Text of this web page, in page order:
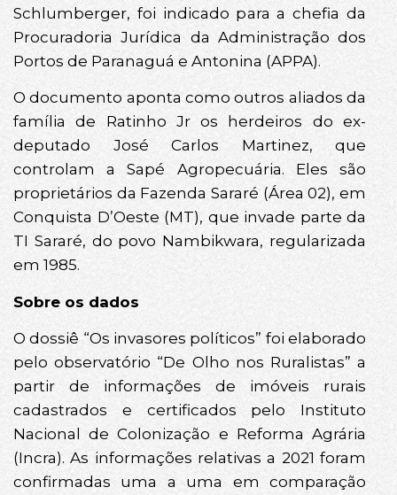
Schlumberger, foi indicado para a chefia da
Procuradoria Jurídica da Administração dos
Portos de Paranaguá e Antonina (APPA).
O documento aponta como outros aliados da
família de Ratinho Jr os herdeiros do ex-
deputado José Carlos Martinez, que
controlam a Sapé Agropecuária. Eles são
proprietários da Fazenda Sararé (Área 02), em
Conquista D’Oeste (MT), que invade parte da
TI Sararé, do povo Nambikwara, regularizada
em 1985.
Sobre os dados
O dossiê “Os invasores políticos” foi elaborado
pelo observatório “De Olho nos Ruralistas” a
partir de informações de imóveis rurais
cadastrados e certificados pelo Instituto
Nacional de Colonização e Reforma Agrária
(Incra). As informações relativas a 2021 foram
confirmadas uma a uma em comparação